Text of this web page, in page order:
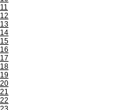
11
12
13
14
15
16
17
18
19
20
21
22